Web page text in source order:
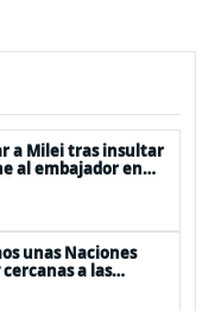
a Milei tras insultar
al embajador en
bilateral
unas Naciones
a las